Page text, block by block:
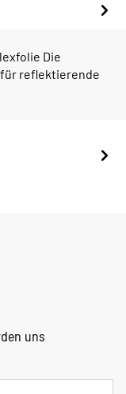
Die
für reflektierende
uns